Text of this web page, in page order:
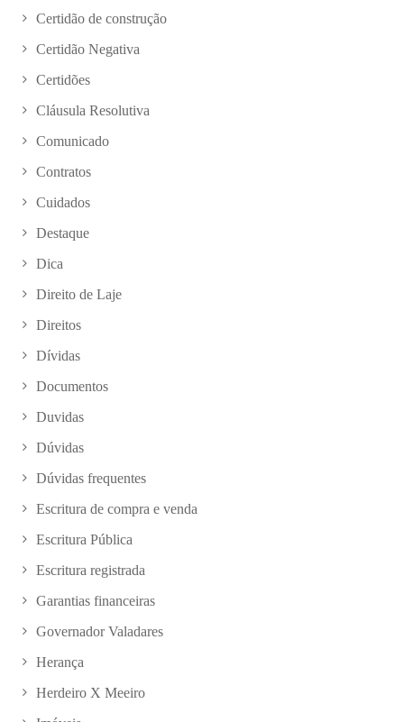
Certidão de construção
Certidão Negativa
Certidões
Cláusula Resolutiva
Comunicado
Contratos
Cuidados
Destaque
Dica
Direito de Laje
Direitos
Dívidas
Documentos
Duvidas
Dúvidas
Dúvidas frequentes
Escritura de compra e venda
Escritura Pública
Escritura registrada
Garantias financeiras
Governador Valadares
Herança
Herdeiro X Meeiro